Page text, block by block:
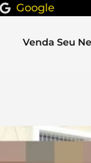
Google
Venda Seu